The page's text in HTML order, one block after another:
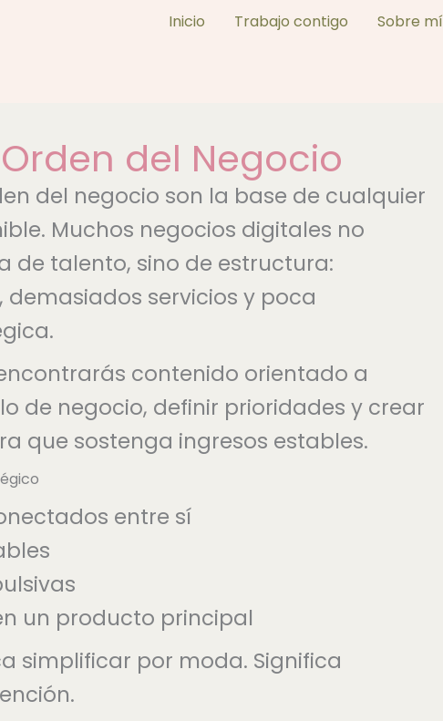
Inicio Trabajo contigo Sobre mí
del Negocio
del negocio son la base de cualquier
Muchos negocios digitales no
de talento, sino de estructura:
servicios y poca
contenido orientado a
de negocio, definir prioridades y crear
que sostenga ingresos estables.
entre sí
un producto principal
simplificar por moda. Significa